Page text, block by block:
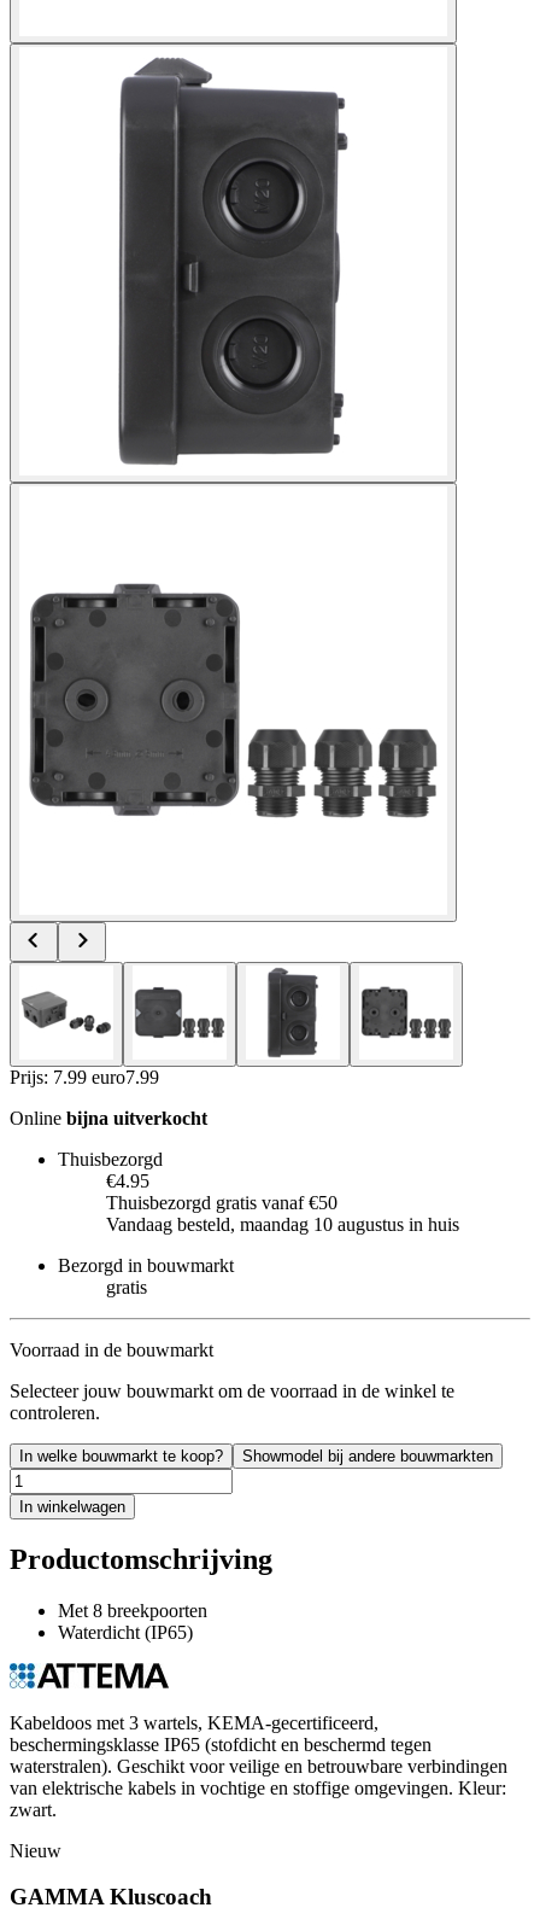
Prijs: 7.99 euro7.99
Online bijna uitverkocht
Thuisbezorgd
€4.95
Thuisbezorgd gratis vanaf €50
Vandaag besteld, maandag 10 augustus in huis
Bezorgd in bouwmarkt
gratis
Voorraad in de bouwmarkt
Selecteer jouw bouwmarkt om de voorraad in de winkel te
controleren.
In welke bouwmarkt te koop? Showmodel bij andere bouwmarkten
In winkelwagen
Productomschrijving
Met 8 breekpoorten
Waterdicht (IP65)
Kabeldoos met 3 wartels, KEMA-gecertificeerd,
beschermingsklasse IP65 (stofdicht en beschermd tegen
waterstralen). Geschikt voor veilige en betrouwbare verbindingen
van elektrische kabels in vochtige en stoffige omgevingen. Kleur:
zwart.
Nieuw
GAMMA Kluscoach